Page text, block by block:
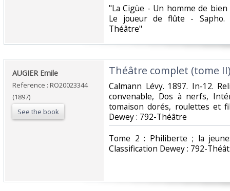
‎"La Cigüe - Un homme de
Le joueur de flûte - Sapho.
Théâtre"‎
‎AUGIER Emile‎
Reference : RO20023344
(1897)
See the book
‎Théâtre complet (tome II)‎
‎Calmann Lévy. 1897. In-12.
convenable, Dos à nerfs,
tomaison dorés, roulettes et
Dewey : 792-Théâtre‎
‎Tome 2 : Philiberte ; la
Classification Dewey : 792-